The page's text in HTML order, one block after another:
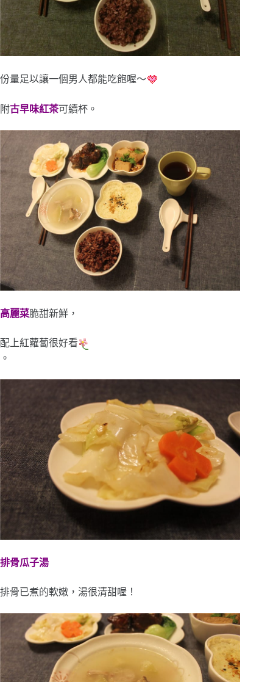
份量足以讓一個男人都能吃飽喔～
附古早味紅茶可續杯。
高麗菜脆甜新鮮，
配上紅蘿蔔很好看
。
排骨瓜子湯
排骨已煮的軟嫩，湯很清甜喔！